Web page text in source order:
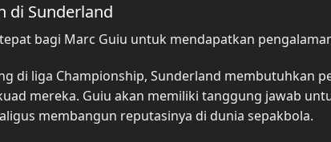
di Sunderland
bagi Marc Guiu untuk mendapatkan
di liga Championship, Sunderland membutuhkan
mereka. Guiu akan memiliki tanggung jawab
membangun reputasinya di dunia sepakbola.